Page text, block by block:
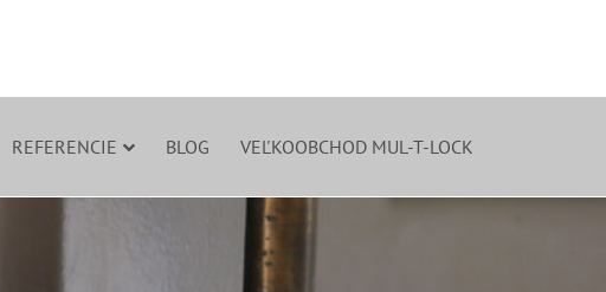
REFERENCIE BLOG VEĽKOOBCHOD MUL-T-LOCK